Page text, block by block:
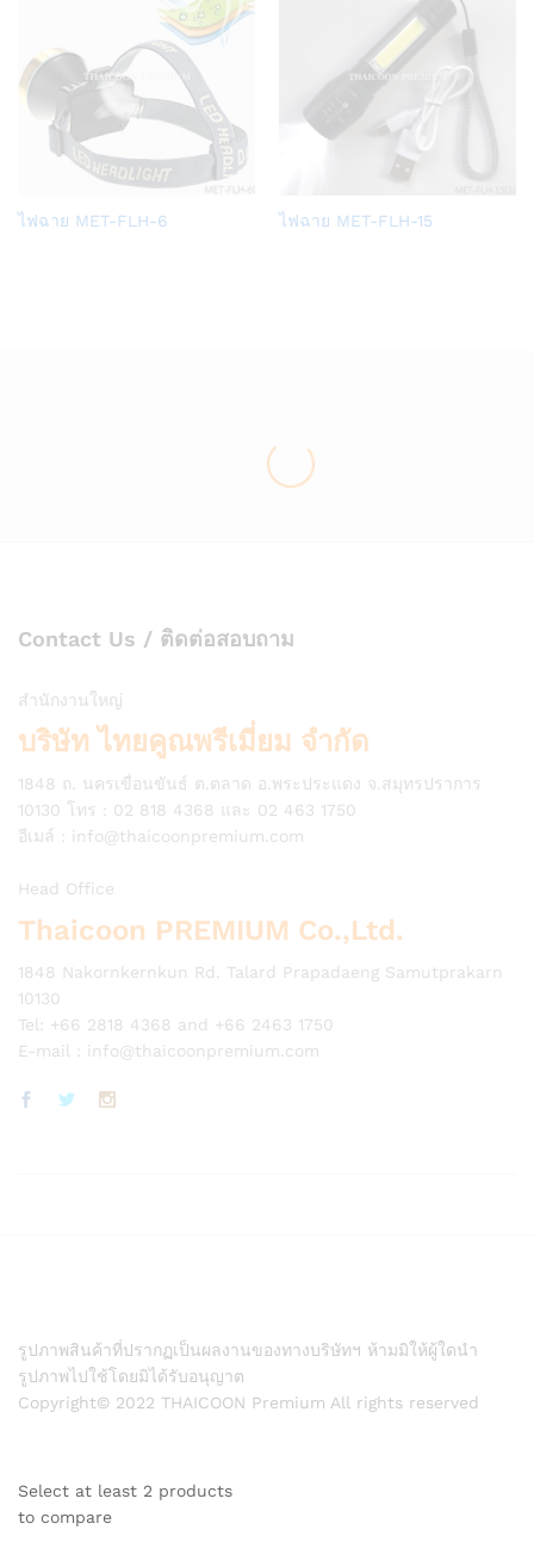
Add
ไฟฉาย MET-FLH-6
Add
ไฟฉาย MET-FLH-15
Contact Us / ติดต่อสอบถาม
สำนักงานใหญ่
บริษัท ไทยคูณพรีเมี่ยม จำกัด
1848 ถ. นครเขื่อนขันธ์ ต.ตลาด อ.พระประแดง จ.สมุทรปราการ
10130 โทร : 02 818 4368 และ 02 463 1750
อีเมล์ : info@thaicoonpremium.com
Head Office
Thaicoon PREMIUM Co.,Ltd.
1848 Nakornkernkun Rd. Talard Prapadaeng Samutprakarn
10130
Tel: +66 2818 4368 and +66 2463 1750
E-mail : info@thaicoonpremium.com
รูปภาพสินค้าที่ปรากฏเป็นผลงานของทางบริษัทฯ ห้ามมิให้ผู้ใดนำ
รูปภาพไปใช้โดยมิได้รับอนุญาต
Copyright© 2022 THAICOON Premium All rights reserved
Select at least 2 products
to compare